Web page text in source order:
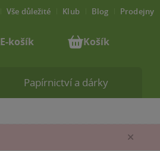
Papírnictví a dárky
Vše důležité Klub Blog Prodejny
E-košík Košík